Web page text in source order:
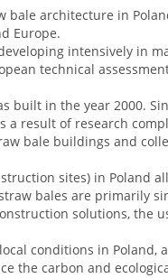
bale architecture in
Europe.
intensively in
technical
built in the year 2000.
a result of research
bale buildings and
sites) in Poland
bales are primarily
solutions, the
conditions in Poland,
the carbon and